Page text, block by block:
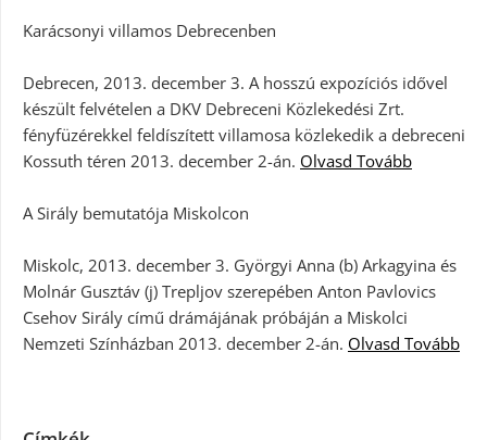
Karácsonyi villamos Debrecenben
Debrecen, 2013. december 3. A hosszú expozíciós idővel
készült felvételen a DKV Debreceni Közlekedési Zrt.
fényfüzérekkel feldíszített villamosa közlekedik a debreceni
Kossuth téren 2013. december 2-án. Olvasd Tovább
A Sirály bemutatója Miskolcon
Miskolc, 2013. december 3. Györgyi Anna (b) Arkagyina és
Molnár Gusztáv (j) Trepljov szerepében Anton Pavlovics
Csehov Sirály című drámájának próbáján a Miskolci
Nemzeti Színházban 2013. december 2-án. Olvasd Tovább